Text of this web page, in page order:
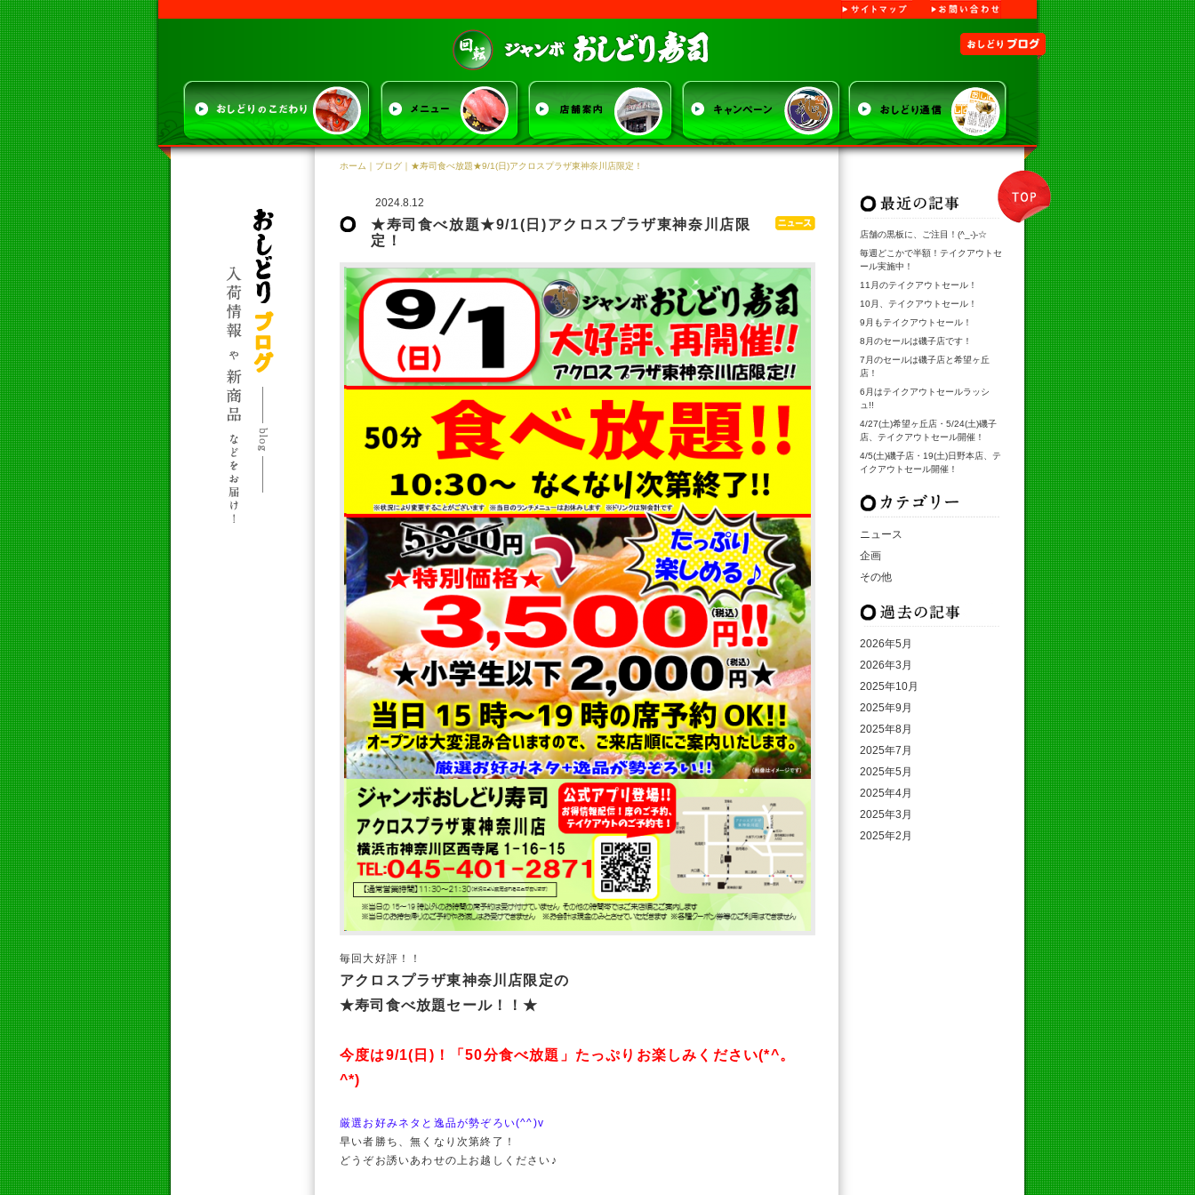
サイトマップ
お問い合わせ
おしどりブログ
ホーム ｜ ブログ ｜★寿司食べ放題★9/1(日)アクロスプラザ東神奈川店限定！
2024.8.12
★寿司食べ放題★9/1(日)アクロスプラザ東神奈川店限
定！
毎回大好評！！
アクロスプラザ東神奈川店限定の
★寿司食べ放題セール！！★
今度は9/1(日)！「50分食べ放題」たっぷりお楽しみください(*^。
^*)
厳選お好みネタと逸品が勢ぞろい(^^)v
早い者勝ち、無くなり次第終了！
どうぞお誘いあわせの上お越しください♪
最新記事
店舗の黒板に、ご注目！(^_-)-☆
毎週どこかで半額！テイクアウトセ
ール実施中！
11月のテイクアウトセール！
10月、テイクアウトセール！
9月もテイクアウトセール！
8月のセールは磯子店です！
7月のセールは磯子店と希望ヶ丘
店！
6月はテイクアウトセールラッシ
ュ!!
4/27(土)希望ヶ丘店・5/24(土)磯子
店、テイクアウトセール開催！
4/5(土)磯子店・19(土)日野本店、テ
イクアウトセール開催！
カテゴリ
ニュース
企画
その他
月別アーカイブ
2026年5月
2026年3月
2025年10月
2025年9月
2025年8月
2025年7月
2025年5月
2025年4月
2025年3月
2025年2月
TOP